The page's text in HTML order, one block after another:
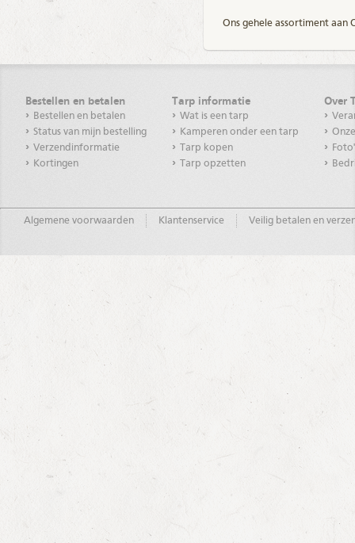
Ons gehele assortiment
Bestellen en betalen
Bestellen en betalen
Status van mijn bestelling
Verzendinformatie
Kortingen
Tarp informatie
Wat is een tarp
Kamperen onder een tarp
Tarp kopen
Tarp opzetten
Over
Algemene voorwaarden Klantenservice Veilig betalen en